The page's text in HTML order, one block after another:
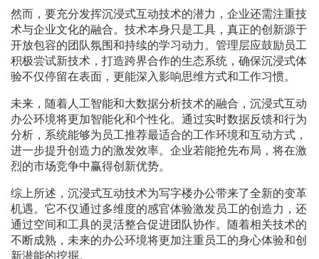
然而，要充分发挥沉浸式互动技术的潜力，企业还需注重技
术与企业文化的融合。技术本身只是工具，真正的创新源于
开放包容的团队氛围和持续的学习动力。管理层应鼓励员工
积极尝试新技术，打造跨界合作的生态系统，确保沉浸式体
验不仅停留在表面，更能深入影响思维方式和工作习惯。
未来，随着人工智能和大数据分析技术的融合，沉浸式互动
办公环境将更加智能化和个性化。通过实时数据反馈和行为
分析，系统能够为员工推荐最适合的工作环境和互动方式，
进一步提升创造力的激发效率。企业若能抢先布局，将在激
烈的市场竞争中赢得创新优势。
综上所述，沉浸式互动技术为写字楼办公带来了全新的变革
机遇。它不仅通过多维度的感官体验激发员工的创造力，还
通过空间和工具的灵活整合促进团队协作。随着相关技术的
不断成熟，未来的办公环境将更加注重员工的身心体验和创
新潜能的挖掘。